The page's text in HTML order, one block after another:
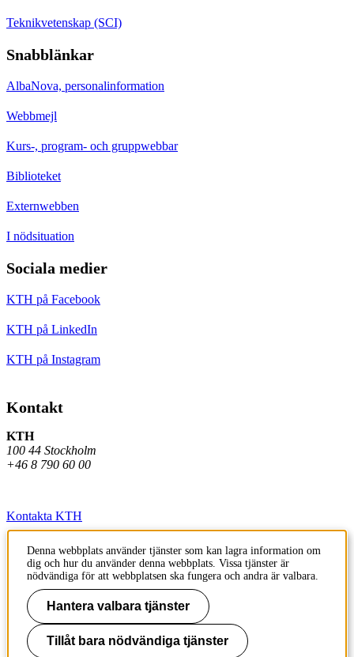
Teknikvetenskap (SCI)
Snabblänkar
AlbaNova, personalinformation
Webbmejl
Kurs-, program- och gruppwebbar
Biblioteket
Externwebben
I nödsituation
Sociala medier
KTH på Facebook
KTH på LinkedIn
KTH på Instagram
Kontakt
KTH
100 44 Stockholm
+46 8 790 60 00
Kontakta KTH
Jobba på KTH
Press och media
Faktura och betalning KTH
Om KTH:s webbplatser
Denna webbplats använder tjänster som kan lagra information om
dig och hur du använder denna webbplats. Vissa tjänster är
nödvändiga för att webbplatsen ska fungera och andra är valbara.
Hantera valbara tjänster
Tillåt bara nödvändiga tjänster